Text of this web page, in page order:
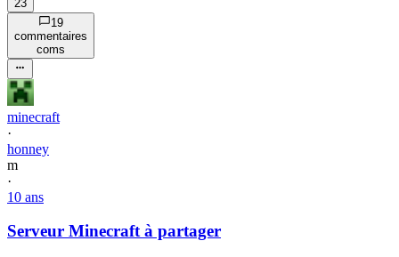
23
19
commentaires
coms
minecraft
·
honney
m
·
10 ans
Serveur Minecraft à partager